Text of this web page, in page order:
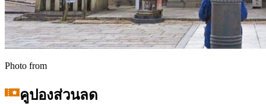
Photo from
คูปองส่วนลด